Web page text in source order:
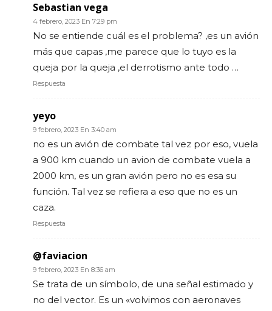
Sebastian vega
4 febrero, 2023 En 7:29 pm
No se entiende cuál es el problema? ,es un avión
más que capas ,me parece que lo tuyo es la
queja por la queja ,el derrotismo ante todo …
Respuesta
yeyo
9 febrero, 2023 En 3:40 am
no es un avión de combate tal vez por eso, vuela
a 900 km cuando un avion de combate vuela a
2000 km, es un gran avión pero no es esa su
función. Tal vez se refiera a eso que no es un
caza.
Respuesta
@faviacion
9 febrero, 2023 En 8:36 am
Se trata de un símbolo, de una señal estimado y
no del vector. Es un «volvimos con aeronaves